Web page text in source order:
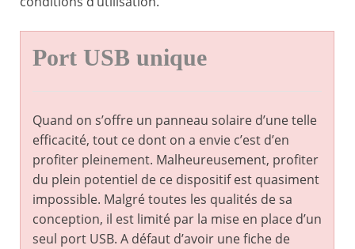
Port USB unique
Quand on s’offre un panneau solaire d’une telle
efficacité, tout ce dont on a envie c’est d’en
profiter pleinement. Malheureusement, profiter
du plein potentiel de ce dispositif est quasiment
impossible. Malgré toutes les qualités de sa
conception, il est limité par la mise en place d’un
seul port USB. A défaut d’avoir une fiche de